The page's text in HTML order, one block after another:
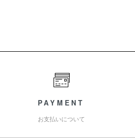
PAYMENT
お支払いについて